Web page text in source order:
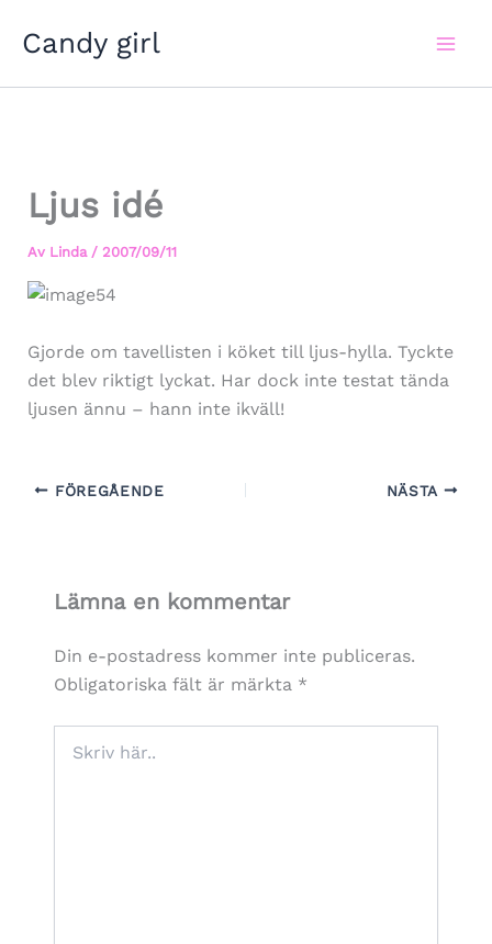
Candy girl
Ljus idé
Av Linda / 2007/09/11
Gjorde om tavellisten i köket till ljus-hylla. Tyckte
det blev riktigt lyckat. Har dock inte testat tända
ljusen ännu – hann inte ikväll!
FÖREGÅENDE NÄSTA
Lämna en kommentar
Din e-postadress kommer inte publiceras.
Obligatoriska fält är märkta *
här..